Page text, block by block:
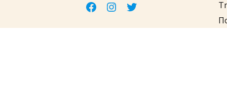
facebook instagram twitter